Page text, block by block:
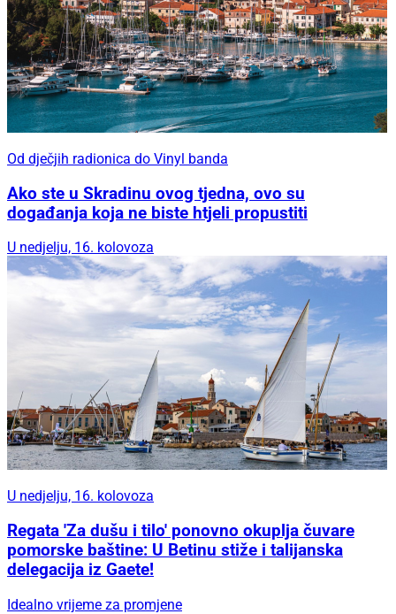
Od dječjih radionica do Vinyl banda
Ako ste u Skradinu ovog tjedna, ovo su
događanja koja ne biste htjeli propustiti
U nedjelju, 16. kolovoza
U nedjelju, 16. kolovoza
Regata 'Za dušu i tilo' ponovno okuplja čuvare
pomorske baštine: U Betinu stiže i talijanska
delegacija iz Gaete!
Idealno vrijeme za promjene